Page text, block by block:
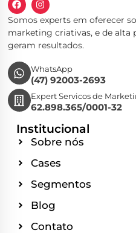
Somos experts em oferecer
marketing criativas, e de alta
geram resultados.
WhatsApp
(47) 92003-2693
Expert Servicos de
62.898.365/0001-32
Institucional
Sobre nós
Cases
Segmentos
Blog
Contato